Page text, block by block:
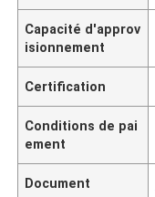
Capacité d'approv
isionnement
Certification
Conditions de pai
ement
Document